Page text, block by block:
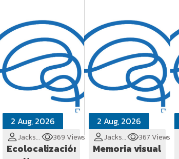
2 Aug, 2026
Jackson Cionek 369 Views
Ecolocalización
2 Aug, 2026
Jackson Cionek 367 Views
Memoria visual